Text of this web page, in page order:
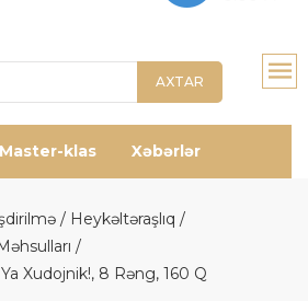
AXTAR
Master-klas Xəbərlər
/ Heykəltəraşlıq
Xudojnik!, 8 Rəng, 160 Q